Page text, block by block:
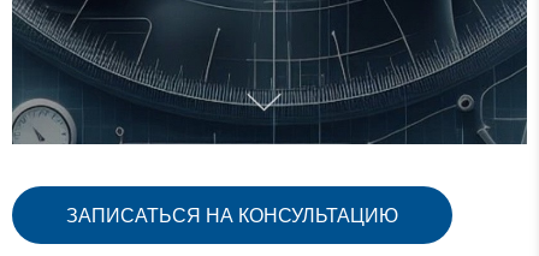
ЗАПИСАТЬСЯ НА КОНСУЛЬТАЦИЮ